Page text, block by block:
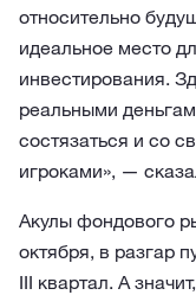
относительно
идеальное место
инвестирования.
реальными
состязаться и со
игроками», —
Акулы фондового
октября, в разгар
III квартал. А